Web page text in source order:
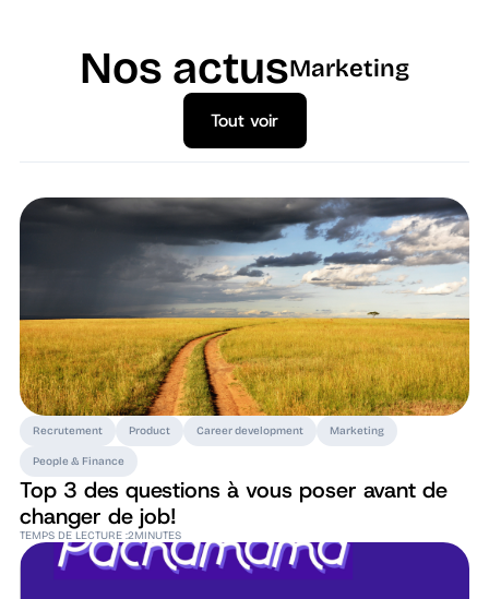
Nos actusMarketing
Tout voir
Tout voir
Recrutement Product Career development Marketing
People & Finance
Top 3 des questions à vous poser avant de
changer de job!
TEMPS DE LECTURE :2MINUTES